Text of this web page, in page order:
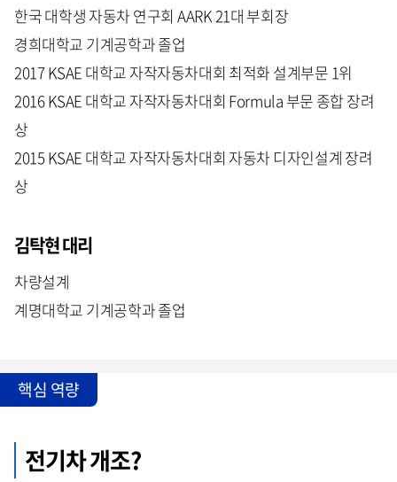
한국 대학생 자동차 연구회 AARK 21대 부회장
경희대학교 기계공학과 졸업
2017 KSAE 대학교 자작자동차대회 최적화 설계부문 1위
2016 KSAE 대학교 자작자동차대회 Formula 부문 종합 장려
상
2015 KSAE 대학교 자작자동차대회 자동차 디자인설계 장려
상
김탁현 대리
차량설계
계명대학교 기계공학과 졸업
핵심 역량
전기차 개조?